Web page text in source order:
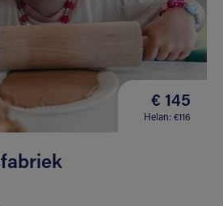
€ 145
Helan: €116